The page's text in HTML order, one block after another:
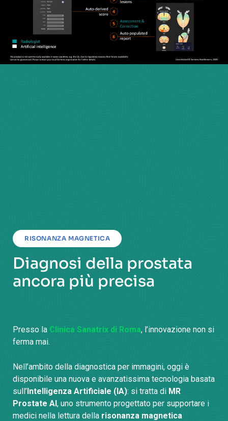
RISONANZA MAGNETICA
Diagnosi della prostata
ancora più precisa
Presso la Clinica Sanatrix di Roma, l’innovazione non si
ferma mai.
Nell’ambito della diagnostica per immagini, oggi è
disponibile una nuova e avanzatissima tecnologia basata
sull’Intelligenza Artificiale (IA): si tratta di MR
Prostate AI, uno strumento progettato per supportare i
medici nella lettura della risonanza magnetica